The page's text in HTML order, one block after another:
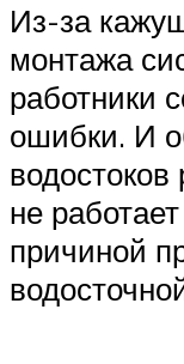
Из-за
монтажа
работники
ошибки. И
водостоков
не
причиной